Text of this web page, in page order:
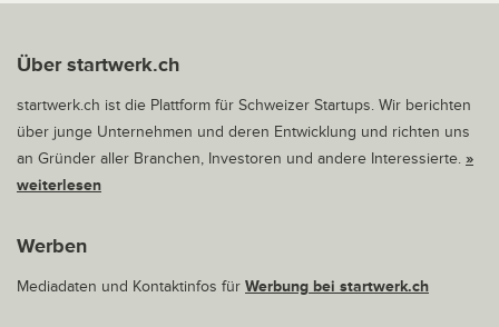
Über startwerk.ch
startwerk.ch ist die Plattform für Schweizer Startups. Wir berichten
über junge Unternehmen und deren Entwicklung und richten uns
an Gründer aller Branchen, Investoren und andere Interessierte. »
weiterlesen
Werben
Mediadaten und Kontaktinfos für Werbung bei startwerk.ch